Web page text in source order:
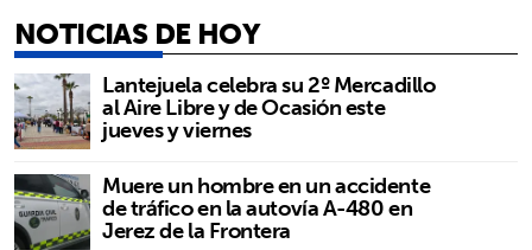
NOTICIAS DE HOY
Lantejuela celebra su 2º Mercadillo
al Aire Libre y de Ocasión este
jueves y viernes
Muere un hombre en un accidente
de tráfico en la autovía A-480 en
Jerez de la Frontera